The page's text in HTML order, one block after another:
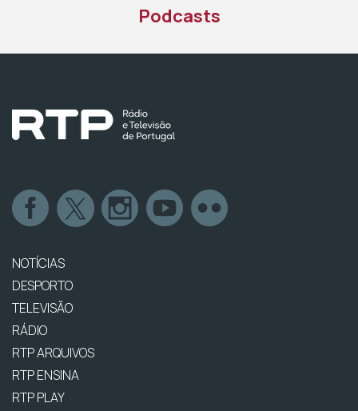
Podcasts
NOTÍCIAS
DESPORTO
TELEVISÃO
RÁDIO
RTP ARQUIVOS
RTP ENSINA
RTP PLAY